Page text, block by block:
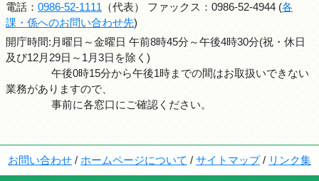
電話： 0986-52-1111 （代表） ファックス：0986-52-4944 (各
課・係へのお問い合わせ先)
開庁時間:月曜日～金曜日 午前8時45分～午後4時30分(祝・休日
及び12月29日～1月3日を除く)
午後0時15分から午後1時までの間はお取扱いできない
業務がありますので、
事前に各窓口にご確認ください。
お問い合わせ / ホームページについて / サイトマップ/ リンク集